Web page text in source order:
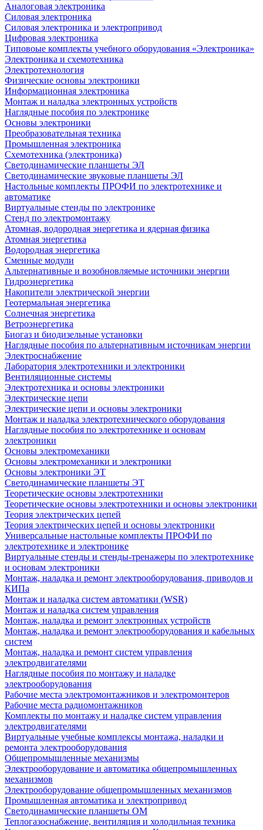
Аналоговая электроника
Cиловая электроника
Cиловая электроника и электропривод
Цифровая электроника
Типовоые комплекты учебного оборудования «Электроника»
Электроника и схемотехника
Электротехнология
Физические основы электроники
Информационная электроника
Монтаж и наладка электронных устройств
Наглядные пособия по электронике
Основы электроники
Преобразовательная техника
Промышленная электроника
Схемотехника (электроника)
Светодинамические планшеты ЭЛ
Светодинамические звуковые планшеты ЭЛ
Настольные комплекты ПРОФИ по электротехнике и
автоматике
Виртуальные стенды по электронике
Стенд по электромонтажу
Атомная, водородная энергетика и ядерная физика
Атомная энергетика
Водородная энергетика
Сменные модули
Альтернативные и возобновляемые источники энергии
Гидроэнергетика
Накопители электрической энергии
Геотермальная энергетика
Солнечная энергетика
Ветроэнергетика
Биогаз и биодизельные установки
Наглядные пособия по альтернативным источникам энергии
Электроснабжение
Лаборатория электротехники и электроники
Вентиляционные системы
Электротехника и основы электроники
Электрические цепи
Электрические цепи и основы электроники
Монтаж и наладка электротехнического оборудования
Наглядные пособия по электротехнике и основам
электроники
Основы электромеханики
Основы электромеханики и электроники
Основы электроники ЭТ
Светодинамические планшеты ЭТ
Теоретические основы электротехники
Теоретические основы электротехники и основы электроники
Теория электрических цепей
Теория электрических цепей и основы электроники
Универсальные настольные комплекты ПРОФИ по
электротехнике и электронике
Виртуальные стенды и стенды-тренажеры по электротехнике
и основам электроники
Монтаж, наладка и ремонт электрооборудования, приводов и
КИПа
Монтаж и наладка систем автоматики (WSR)
Монтаж и наладка систем управления
Монтаж, наладка и ремонт электронных устройств
Монтаж, наладка и ремонт электрооборудования и кабельных
систем
Монтаж, наладка и ремонт систем управления
электродвигателями
Наглядные пособия по монтажу и наладке
электрооборудования
Рабочие места электромонтажников и электромонтеров
Рабочие места радиомонтажников
Комплекты по монтажу и наладке систем управления
электродвигателями
Виртуальные учебные комплексы монтажа, наладки и
ремонта электрооборудования
Общепромышленные механизмы
Электрооборудование и автоматика общепромышленных
механизмов
Электрооборудование общепромышленных механизмов
Промышленная автоматика и электропривод
Светодинамические планшеты ОМ
Теплогазоснабжение, вентиляция и холодильная техника